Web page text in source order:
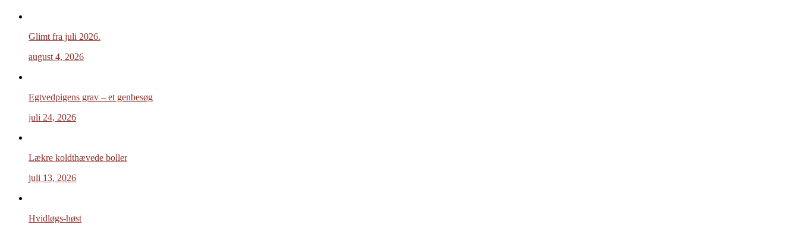
Glimt fra juli 2026.
august 4, 2026
Egtvedpigens grav – et genbesøg
juli 24, 2026
Lækre koldthævede boller
juli 13, 2026
Hvidløgs-høst